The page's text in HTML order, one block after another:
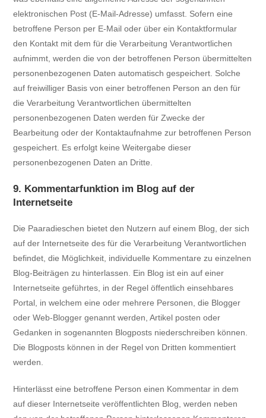
elektronischen Post (E-Mail-Adresse) umfasst. Sofern eine
betroffene Person per E-Mail oder über ein Kontaktformular
den Kontakt mit dem für die Verarbeitung Verantwortlichen
aufnimmt, werden die von der betroffenen Person übermittelten
personenbezogenen Daten automatisch gespeichert. Solche
auf freiwilliger Basis von einer betroffenen Person an den für
die Verarbeitung Verantwortlichen übermittelten
personenbezogenen Daten werden für Zwecke der
Bearbeitung oder der Kontaktaufnahme zur betroffenen Person
gespeichert. Es erfolgt keine Weitergabe dieser
personenbezogenen Daten an Dritte.
9. Kommentarfunktion im Blog auf der
Internetseite
Die Paaradieschen bietet den Nutzern auf einem Blog, der sich
auf der Internetseite des für die Verarbeitung Verantwortlichen
befindet, die Möglichkeit, individuelle Kommentare zu einzelnen
Blog-Beiträgen zu hinterlassen. Ein Blog ist ein auf einer
Internetseite geführtes, in der Regel öffentlich einsehbares
Portal, in welchem eine oder mehrere Personen, die Blogger
oder Web-Blogger genannt werden, Artikel posten oder
Gedanken in sogenannten Blogposts niederschreiben können.
Die Blogposts können in der Regel von Dritten kommentiert
werden.
Hinterlässt eine betroffene Person einen Kommentar in dem
auf dieser Internetseite veröffentlichten Blog, werden neben